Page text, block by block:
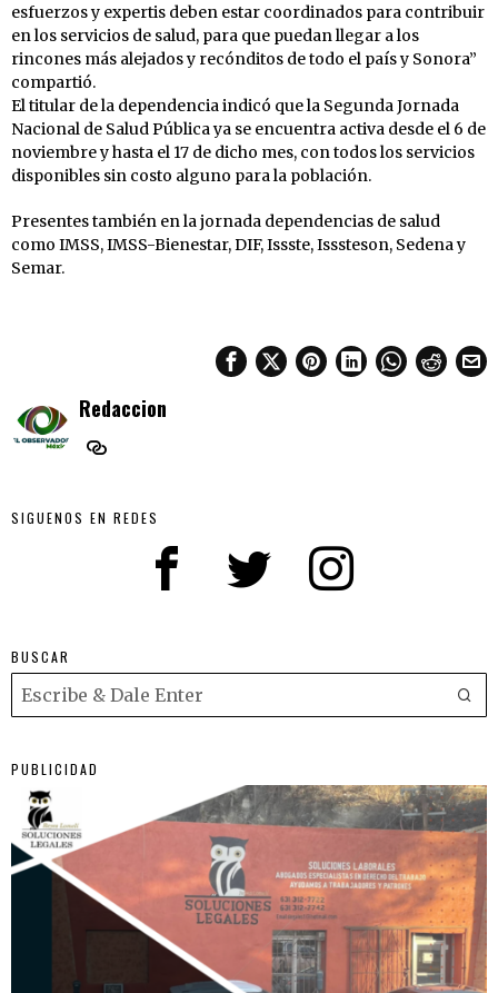
esfuerzos y expertis deben estar coordinados para contribuir
en los servicios de salud, para que puedan llegar a los
rincones más alejados y recónditos de todo el país y Sonora”
compartió.
El titular de la dependencia indicó que la Segunda Jornada
Nacional de Salud Pública ya se encuentra activa desde el 6 de
noviembre y hasta el 17 de dicho mes, con todos los servicios
disponibles sin costo alguno para la población.
Presentes también en la jornada dependencias de salud
como IMSS, IMSS-Bienestar, DIF, Issste, Isssteson, Sedena y
Semar.
Redaccion
SIGUENOS EN REDES
BUSCAR
PUBLICIDAD